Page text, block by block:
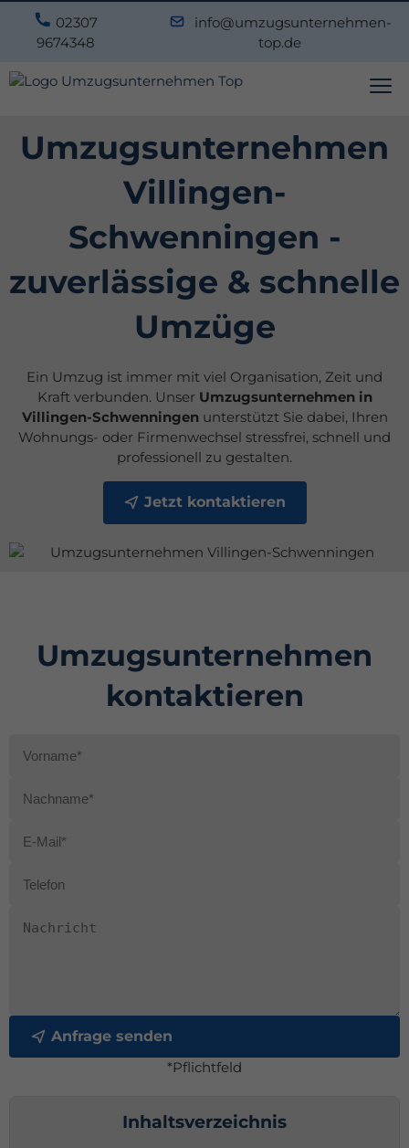
02307
9674348
info@umzugsunternehmen-
top.de
Umzugsunternehmen
Villingen-
Schwenningen -
zuverlässige & schnelle
Umzüge
Ein Umzug ist immer mit viel Organisation, Zeit und
Kraft verbunden. Unser Umzugsunternehmen in
Villingen-Schwenningenunterstützt Sie dabei, Ihren
Wohnungs- oder Firmenwechsel stressfrei, schnell und
professionell zu gestalten.
Jetzt kontaktieren
Umzugsunternehmen
kontaktieren
Anfrage senden
*Pflichtfeld
Inhaltsverzeichnis